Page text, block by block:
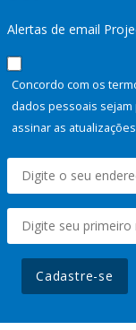
Alertas de email
Concordo com os
dados pessoais
assinar as
Cadastre-se